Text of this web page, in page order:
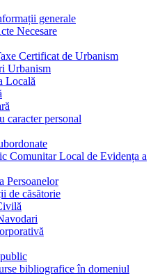
generale
Necesare
Certificat de Urbanism
Urbanism
Locală
caracter personal
Comunitar Local de Evidența a
Persoanelor
de căsătorie
bibliografice în domeniul